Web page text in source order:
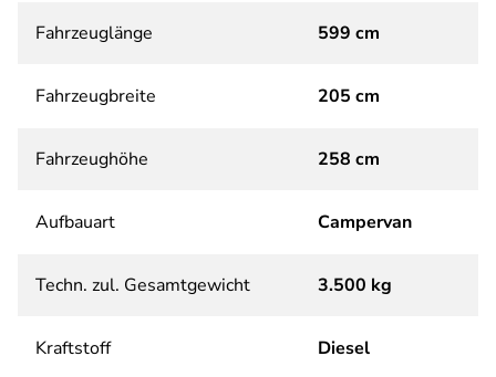
Fahrzeuglänge 599 cm
Fahrzeugbreite 205 cm
Fahrzeughöhe 258 cm
Aufbauart Campervan
Techn. zul. Gesamtgewicht 3.500 kg
Kraftstoff Diesel